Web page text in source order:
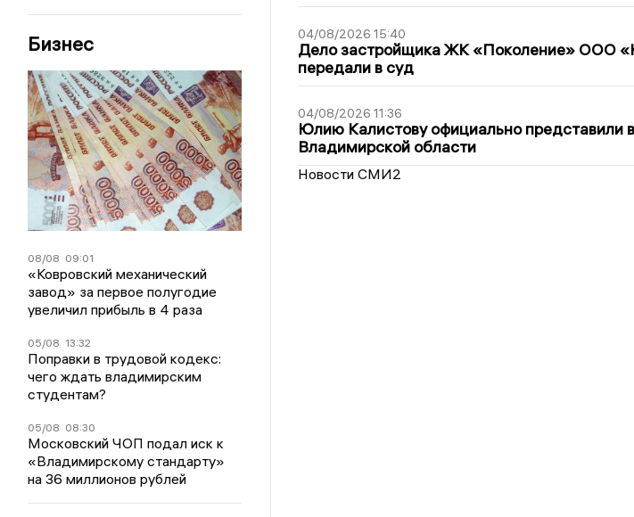
Бизнес
08/08 09:01
«Ковровский механический
завод» за первое полугодие
увеличил прибыль в 4 раза
05/08 13:32
Поправки в трудовой кодекс:
чего ждать владимирским
студентам?
05/08 08:30
Московский ЧОП подал иск к
«Владимирскому стандарту»
на 36 миллионов рублей
04/08/2026 15:40
Дело застройщика ЖК «Поколение» ООО
передали в суд
04/08/2026 11:36
Юлию Калистову официально представили
Владимирской области
Новости СМИ2